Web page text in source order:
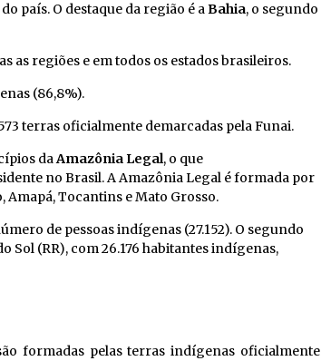
país. O destaque da região é aBahia, o segundo
as regiões e em todos os estados brasileiros.
(86,8%).
terras oficialmente demarcadas pela Funai.
daAmazônia Legal, o que
no Brasil. A Amazônia Legal é formada por
Amapá, Tocantins e Mato Grosso.
de pessoas indígenas (27.152). O segundo
Sol (RR), com 26.176 habitantes indígenas,
formadas pelas terras indígenas oficialmente